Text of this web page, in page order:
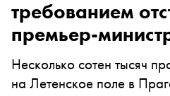
требованием
премьер-
Несколько сотен тысяч
на Летенское поле в